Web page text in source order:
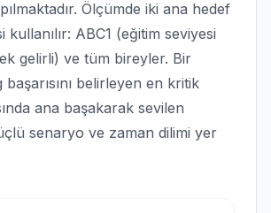
Ölçümde iki ana hedef
kullanılır: ABC1 (eğitim seviyesi
gelirli) ve tüm bireyler. Bir
belirleyen en kritik
ana başakarak sevilen
senaryo ve zaman dilimi yer